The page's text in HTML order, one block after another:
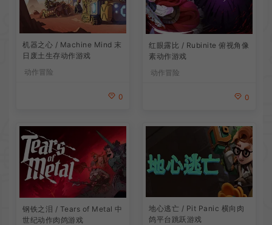
机器之心 / Machine Mind 末
日废土生存动作游戏
动作冒险
0
红眼露比 / Rubinite 俯视角像
素动作游戏
动作冒险
0
钢铁之泪 / Tears of Metal 中
世纪动作肉鸽游戏
地心逃亡 / Pit Panic 横向肉
鸽平台跳跃游戏